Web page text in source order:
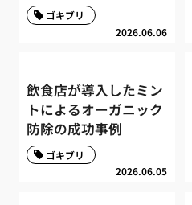
2026.06.06
ゴキブリ
飲食店が導入したミン
トによるオーガニック
防除の成功事例
2026.06.05
ゴキブリ